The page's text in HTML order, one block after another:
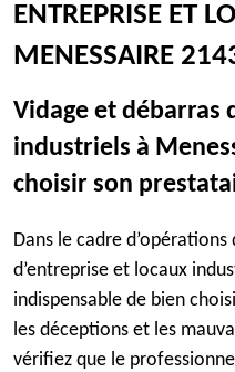
ENTREPRISE ET
MENESSAIRE
Vidage et débarras
industriels à
choisir son
Dans le cadre
d’entreprise et locaux
indispensable de bien
les déceptions et les
vérifiez que le